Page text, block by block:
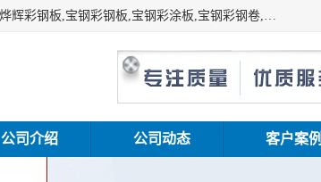
上海志辰实业有限公司主要经销:上海宝钢彩钢卷（宝钢总厂）台湾氟碳彩钢板,烨辉彩钢板,宝钢彩钢板,宝钢彩涂板,宝钢彩钢卷,马钢彩钢板,马钢彩钢卷,镀铝锌钢板,PVDF彩钢板,台湾烨辉彩钢板,高耐候彩钢板,硅改性彩钢板,规格齐全。
公司介绍 公司动态 客户案例